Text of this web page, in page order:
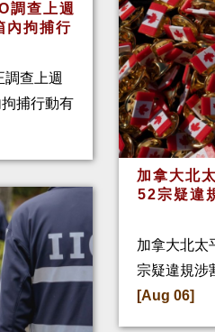
調查上週
內拘捕行
調查上週
捕行動有
加拿大北
52宗疑違
加拿大北太
宗疑違規涉
[Aug 06]